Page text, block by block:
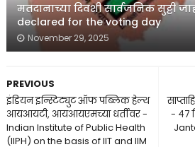
मतदानाच्या दिवशी सार्वजनिक सुट्टी
declared for the voting day
November 29, 2025
- ४७
PREVIOUS
इंडियन इन्स्टिट्युट ऑफ पब्लिक हेल्थ
आयआयटी, आयआयएमच्या धर्तीवर -
Indian Institute of Public Health
(IIPH) on the basis of IIT and IIM